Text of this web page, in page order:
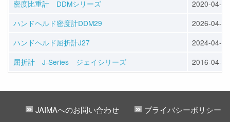
密度比重計 DDMシリーズ
2020-04-16
ハンドヘルド密度計DDM29
2026-04-06
ハンドヘルド屈折計J27
2024-04-09
屈折計 J-Series ジェイシリーズ
2016-04-06
JAIMAへのお問い合わせ プライバシーポリシー